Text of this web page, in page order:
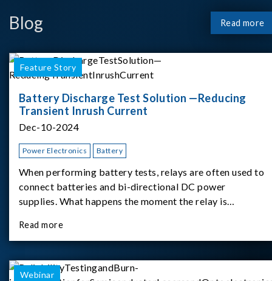
Blog Read more
Feature Story
Battery Discharge Test Solution —Reducing
Transient Inrush Current
Dec-10-2024
Power Electronics Battery
When performing battery tests, relays are often used to
connect batteries and bi-directional DC power
supplies. What happens the moment the relay is
experimental equipment for this study.provides an
applicati
Read more
Webinar